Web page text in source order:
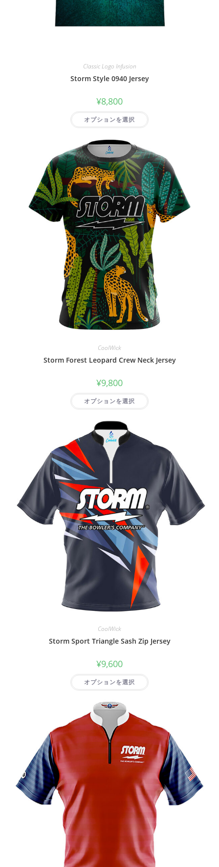
Classic Logo Infusion
Storm Style 0940 Jersey
¥8,800
オプションを選択
CoolWick
Storm Forest Leopard Crew Neck Jersey
¥9,800
オプションを選択
CoolWick
Storm Sport Triangle Sash Zip Jersey
¥9,600
オプションを選択